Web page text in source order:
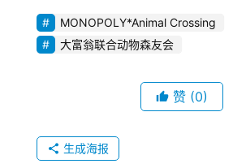
MONOPOLY*Animal Crossing
大富翁联合动物森友会
赞 (0)
生成海报